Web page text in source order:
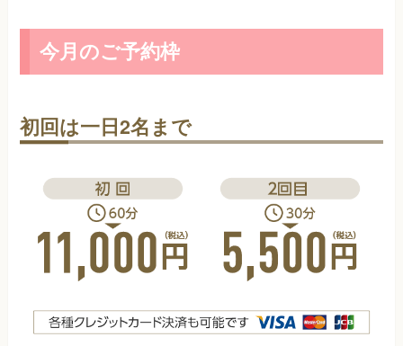
今月のご予約枠
初回は一日2名まで